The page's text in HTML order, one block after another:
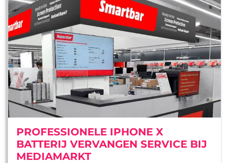
PROFESSIONELE IPHONE X
BATTERIJ VERVANGEN SERVICE BIJ
MEDIAMARKT